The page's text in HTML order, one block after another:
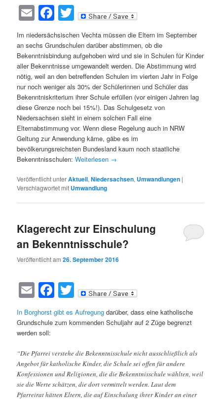
EmailFacebook
Twitter
Im niedersächsischen Vechta müssen die Eltern im September
an sechs Grundschulen darüber abstimmen, ob die
Bekenntnisbindung aufgehoben wird und sie in Schulen für Kinder
aller Bekenntnisse umgewandelt werden. Die Abstimmung wird
nötig, weil an den betreffenden Schulen im vierten Jahr in Folge
nur noch weniger als 30% der Schülerinnen und Schüler das
Bekenntniskriterium ihrer Schule erfüllen (vor einigen Jahren lag
diese Grenze noch bei 15%!). Das Schulgesetz von
Niedersachsen sieht in einem solchen Fall eine
Elternabstimmung vor. Wenn diese Regelung auch in NRW
Geltung zur Anwendung käme, gäbe es im
bevölkerungsreichsten Bundesland kaum noch staatliche
Bekenntnisschulen:Weiterlesen →
Veröffentlicht unterAktuell,Niedersachsen, Umwandlungen |
Verschlagwortet mit Umwandlung
Klagerecht zur Einschulung
an Bekenntnisschule?
Veröffentlicht am26. September 2016
EmailFacebook
Twitter
In Borghorst gibt es Aufregung darüber, dass eine katholische
Grundschule zum kommenden Schuljahr auf 2 Züge begrenzt
werden soll:
“Die Pfarrei verstehe die Bekenntnisschule nicht ausschließlich als
Angebot für katholische Kinder, die Schule sei offen für andere
Konfessionen und Religionen, die die Bekenntnisschule wählten, weil
sie die Werte schätzen, die dort vermittelt werden. Laut dem
Pfarreirat hätten Eltern, die auf Einschulung ihrer Kinder an einer